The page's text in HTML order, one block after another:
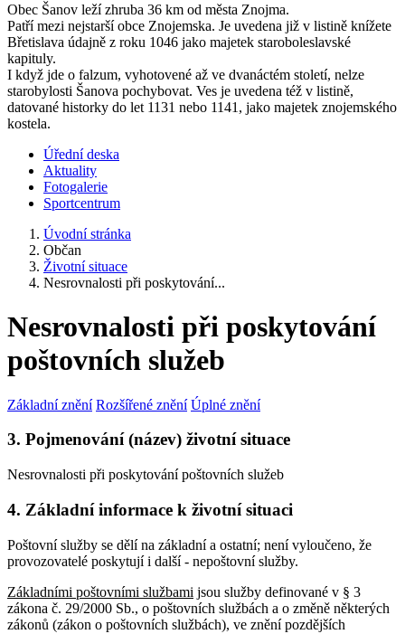
Obec Šanov leží zhruba 36 km od města Znojma.
Patří mezi nejstarší obce Znojemska. Je uvedena již v listině knížete
Břetislava údajně z roku 1046 jako majetek staroboleslavské
kapituly.
I když jde o falzum, vyhotovené až ve dvanáctém století, nelze
starobylosti Šanova pochybovat. Ves je uvedena též v listině,
datované historky do let 1131 nebo 1141, jako majetek znojemského
kostela.
Úřední deska
Aktuality
Fotogalerie
Sportcentrum
Úvodní stránka
Občan
Životní situace
Nesrovnalosti při poskytování...
Nesrovnalosti při poskytování
poštovních služeb
Základní znění Rozšířené znění Úplné znění
3. Pojmenování (název) životní situace
Nesrovnalosti při poskytování poštovních služeb
4. Základní informace k životní situaci
Poštovní služby se dělí na základní a ostatní; není vyloučeno, že
provozovatelé poskytují i další - nepoštovní služby.
Základními poštovními službami jsou služby definované v § 3
zákona č. 29/2000 Sb., o poštovních službách a o změně některých
zákonů (zákon o poštovních službách), ve znění pozdějších